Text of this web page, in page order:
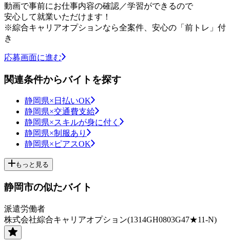
動画で事前にお仕事内容の確認／学習ができるので
安心して就業いただけます！
※綜合キャリアオプションなら全案件、安心の「前トレ」付
き
応募画面に進む
関連条件からバイトを探す
静岡県×日払いOK
静岡県×交通費支給
静岡県×スキルが身に付く
静岡県×制服あり
静岡県×ピアスOK
もっと見る
静岡市の似たバイト
派遣労働者
株式会社綜合キャリアオプション(1314GH0803G47★11-N)